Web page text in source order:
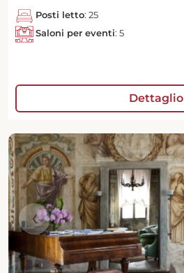
Posti letto: 25
Saloni per eventi: 5
Dettaglio
‹